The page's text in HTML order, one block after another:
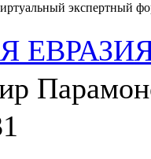
экспертный